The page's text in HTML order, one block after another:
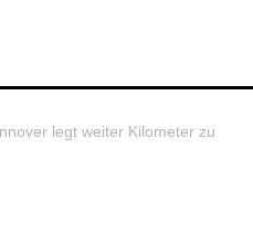
legt weiter Kilometer zu